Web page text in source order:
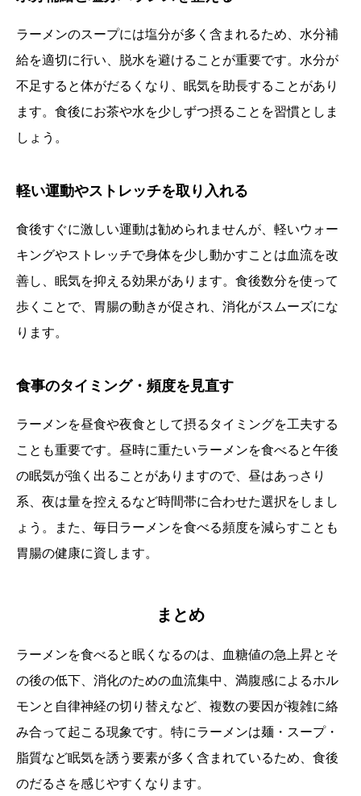
ラーメンのスープには塩分が多く含まれるため、水分補
給を適切に行い、脱水を避けることが重要です。水分が
不足すると体がだるくなり、眠気を助長することがあり
ます。食後にお茶や水を少しずつ摂ることを習慣としま
しょう。
軽い運動やストレッチを取り入れる
食後すぐに激しい運動は勧められませんが、軽いウォー
キングやストレッチで身体を少し動かすことは血流を改
善し、眠気を抑える効果があります。食後数分を使って
歩くことで、胃腸の動きが促され、消化がスムーズにな
ります。
食事のタイミング・頻度を見直す
ラーメンを昼食や夜食として摂るタイミングを工夫する
ことも重要です。昼時に重たいラーメンを食べると午後
の眠気が強く出ることがありますので、昼はあっさり
系、夜は量を控えるなど時間帯に合わせた選択をしまし
ょう。また、毎日ラーメンを食べる頻度を減らすことも
胃腸の健康に資します。
まとめ
ラーメンを食べると眠くなるのは、血糖値の急上昇とそ
の後の低下、消化のための血流集中、満腹感によるホル
モンと自律神経の切り替えなど、複数の要因が複雑に絡
み合って起こる現象です。特にラーメンは麺・スープ・
脂質など眠気を誘う要素が多く含まれているため、食後
のだるさを感じやすくなります。